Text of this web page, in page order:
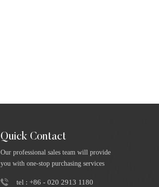
Quick Contact
Our professional sales team will provide
you with one-stop purchasing services
tel : +86 - 020 2913 1180